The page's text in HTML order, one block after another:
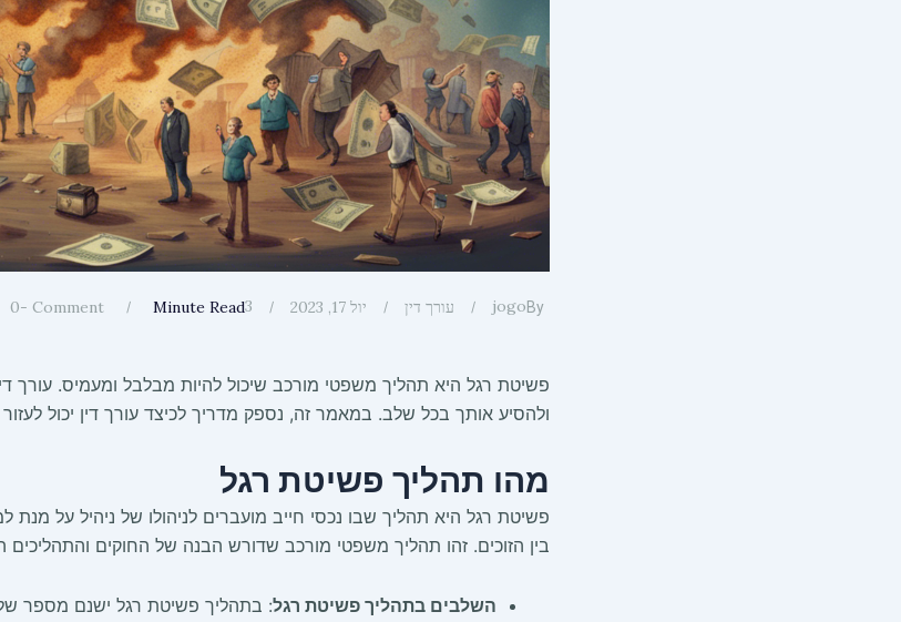
By
jogo עורך דין יול 17, 2023 3
Minute Read
0 Comment -
פשיטת רגל היא תהליך משפטי מורכב שיכול להיות מבלבל ומעמיס. עורך
ולהסיע אותך בכל שלב. במאמר זה, נספק מדריך לכיצד עורך דין יכול
מהו תהליך פשיטת רגל
פשיטת רגל היא תהליך שבו נכסי חייב מועברים לניהולו של ניהיל על
בין הזוכים. זהו תהליך משפטי מורכב שדורש הבנה של החוקים והתהליכים
השלבים בתהליך פשיטת רגל: בתהליך פשיטת רגל ישנם מספר